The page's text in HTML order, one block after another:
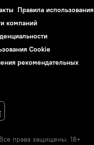
Правила использования
компаний
Cookie
рекомендательных
права защищены. 18+